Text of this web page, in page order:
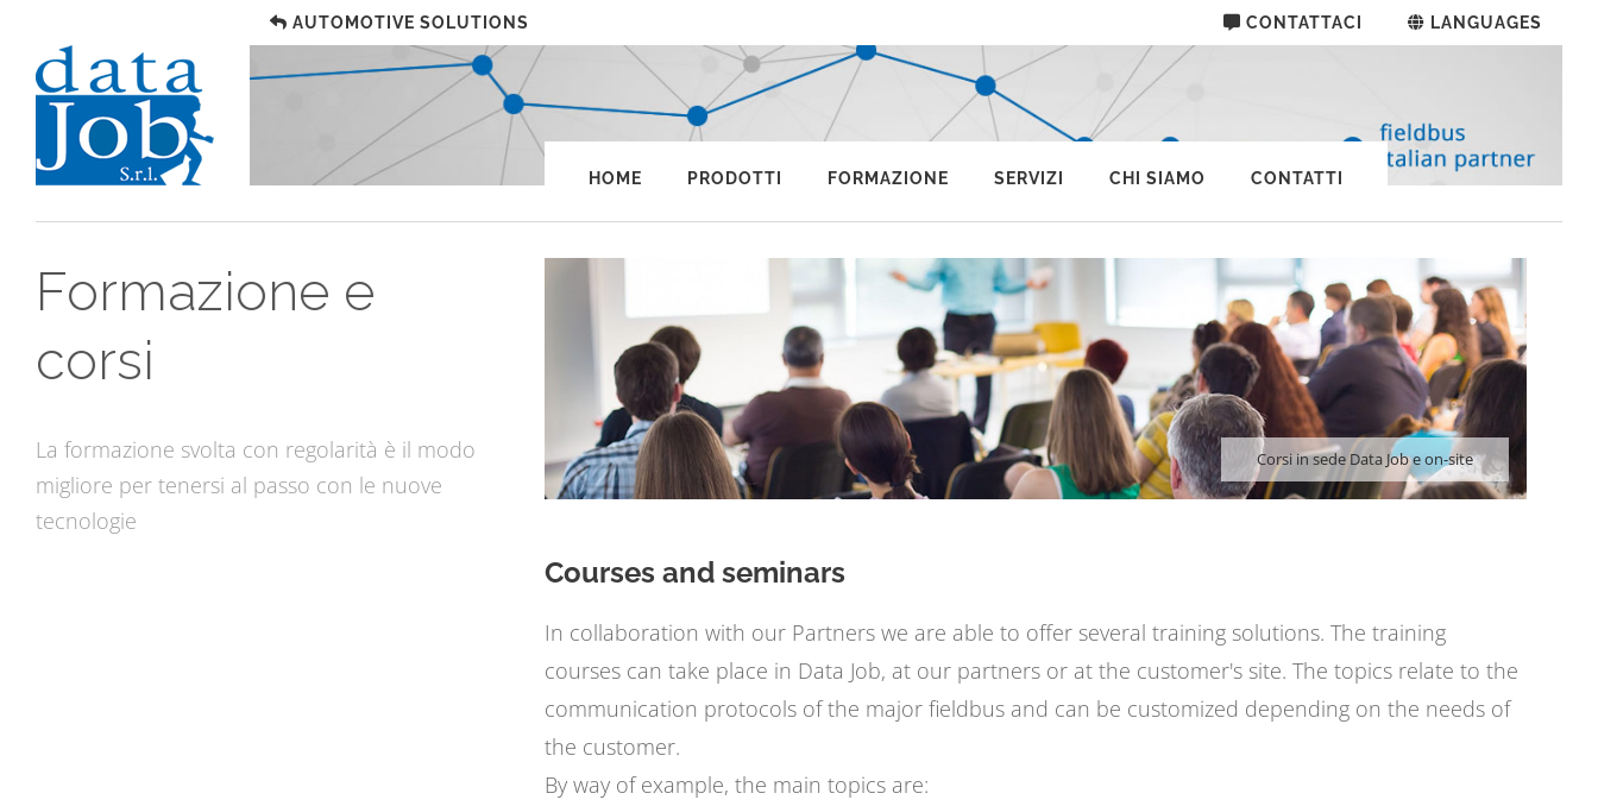
AUTOMOTIVE SOLUTIONS CONTATTACI LANGUAGES
HOME PRODOTTI FORMAZIONE SERVIZI CHI SIAMO CONTATTI
Formazione e
corsi
La formazione svolta con regolarità è il modo
migliore per tenersi al passo con le nuove
tecnologie
Corsi in sede Data Job e on-site
Courses and seminars
In collaboration with our Partners we are able to offer several training solutions. The training
courses can take place in Data Job, at our partners or at the customer's site. The topics relate to the
communication protocols of the major fieldbus and can be customized depending on the needs of
the customer.
By way of example, the main topics are: